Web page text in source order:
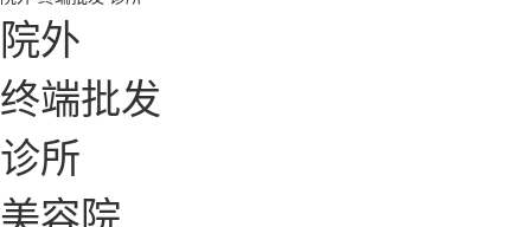
院外
终端批发
诊所
美容院